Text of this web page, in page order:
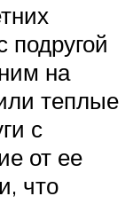
подругой
на
теплые
с
от ее
что